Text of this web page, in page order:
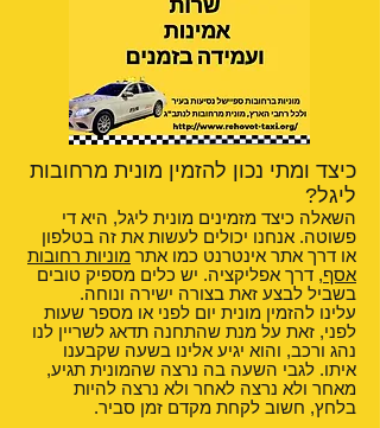
כיצד ומתי נכון להזמין מונית מרחובות
ליגל?
השאלה כיצד מזמינים מונית ליגל, היא די
פשוטה. אנחנו יכולים לעשות את זה בטלפון
או דרך אתר אינטרנט כמו אתר מוניות רחובות
אסף, דרך אפליקציה. יש כלים מספיק טובים
בשביל לבצע זאת בצורה ישירה ונוחה.
עלינו להזמין מונית יום לפני או מספר שעות
לפני, זאת על מנת שהתחנה תדאג לשריין לנו
נהג ורכב, והוא יגיע אלינו בשעה שקבענו
איתו. לגבי השעה בה נרצה שהמונית תגיע,
מאחר ולא נרצה לאחר ולא נרצה להיות
בלחץ, חשוב לקחת מקדם זמן סביר.